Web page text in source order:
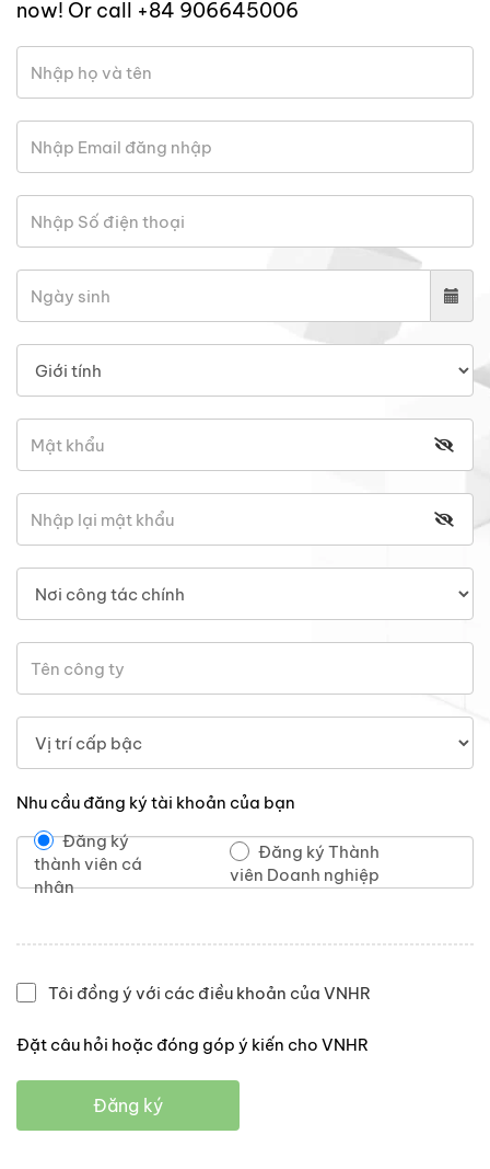
now! Or call +84 906645006
Nhu cầu đăng ký tài khoản của bạn
Đăng ký
thành viên cá
nhân
Đăng ký Thành
viên Doanh nghiệp
Tôi đồng ý với các điều khoản của VNHR
Đặt câu hỏi hoặc đóng góp ý kiến cho VNHR
Đăng ký